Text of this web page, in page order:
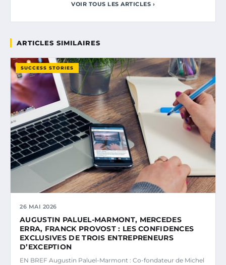
VOIR TOUS LES ARTICLES ›
ARTICLES SIMILAIRES
SUCCESS STORIES
26 MAI 2026
AUGUSTIN PALUEL-MARMONT, MERCEDES
ERRA, FRANCK PROVOST : LES CONFIDENCES
EXCLUSIVES DE TROIS ENTREPRENEURS
D’EXCEPTION
EN BREF Augustin Paluel-Marmont : Co-fondateur de Michel